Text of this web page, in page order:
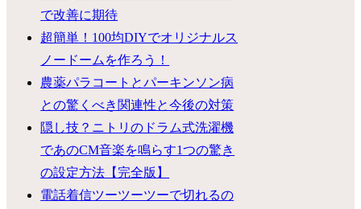
で改善に期待
超簡単！100均DIYでオリジナルス
ノードームを作ろう！
農薬パラコートとパーキンソン病
との驚くべき関連性と今後の対策
隠し技？ニトリのドラム式洗濯機
であのCM音楽を鳴らす1つの驚き
の設定方法【完全版】
電話着信ツーツーツーで切れるの